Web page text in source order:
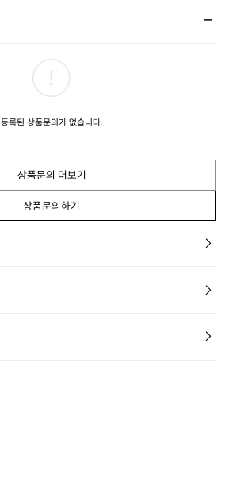
등록된 상품문의가 없습니다.
상품문의 더보기
상품문의하기